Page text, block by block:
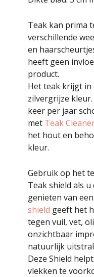
Teak kan prima
verschillende
en
heeft geen
product.
Het teak krijgt in
zilvergrijze
keer per jaar
met Teak
het hout en
kleur.
Gebruik op het
Teak shield als
genieten van
shield geeft het
tegen vuil, vet,
onzichtbaar
natuurlijk
Deze Shield
vlekken te